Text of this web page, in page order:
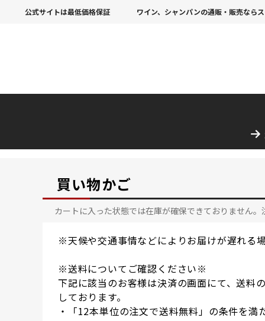
公式サイトは最低価格保証 ワイン、シャンパンの通販・販売なら
買い物かご
カートに入った状態では在庫が確保できておりません
※天候や交通事情などによりお届けが遅れる
※送料についてご確認ください※
下記に該当のお客様は決済の画面にて、送料
しております。
・「12本単位の注文で送料無料」の条件を満